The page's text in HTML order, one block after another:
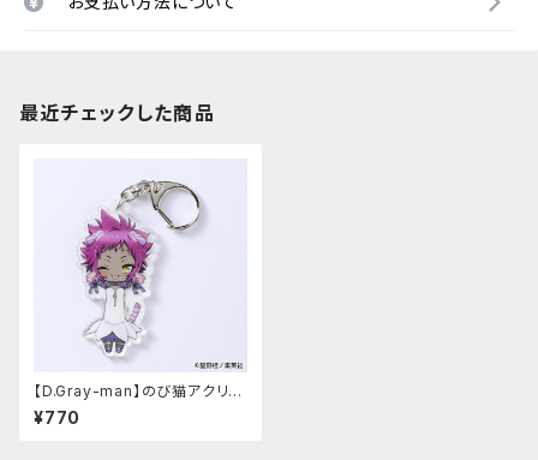
最近チェックした商品
【D.Gray-man】のび猫アクリル
キーホルダー（ロード・キャメロ
ット）
¥770